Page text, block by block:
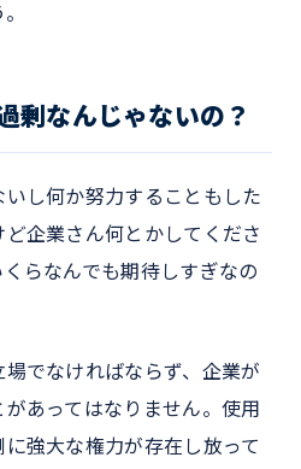
剰なんじゃないの？
し何か努力することもした
企業さん何とかしてくださ
らなんでも期待しすぎなの
でなければならず、企業が
あってはなりません。使用
強大な権力が存在し放って